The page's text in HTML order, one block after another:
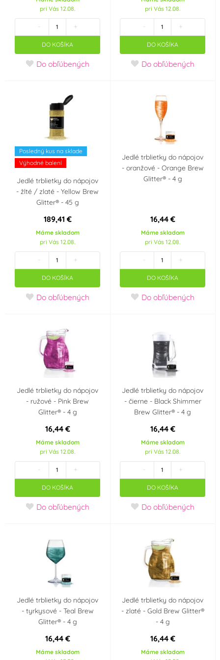
Vanilka (0) Tropické ovoce
Lesní ovoce
Karamel Káva
Banán (0) Lískové oříšky
Limetka (0) Hruška (0)
Slaný karamel Tiramisu (0)
Kokos (0)
Ananas (0)
Smetana, mléko,
jogurt (0)
Neutrál (0)
Bílá Bordó
Bronzová
Červená Fialová (1)
(0)
Modrozelená
(tyrkys) (2)
Oranžová (2)
Perleťová Petrolejová
Průhledná (3) Růžová
Slonová kost Stříbrná (3)
Šedá Tělová (0)
Zlatá (4) Žlutá (2)
pri Vás 12.08.
- +
DO KOŠÍKA
Do obľúbených
pri Vás 12.08.
- +
DO KOŠÍKA
Do obľúbených
Posledný kus na sklade
Výhodné balení
Jedlé trblietky do nápojov
- žlté / zlaté - Yellow Brew
Glitter® - 45 g
189,41 €
Máme skladom
pri Vás 12.08.
- +
DO KOŠÍKA
Do obľúbených
Jedlé trblietky do nápojov
- oranžové - Orange Brew
Glitter® - 4 g
16,44 €
Máme skladom
pri Vás 12.08.
- +
DO KOŠÍKA
Do obľúbených
Jedlé trblietky do nápojov
- ružové - Pink Brew
Glitter® - 4 g
16,44 €
Máme skladom
pri Vás 12.08.
- +
DO KOŠÍKA
Do obľúbených
Jedlé trblietky do nápojov
- čierne - Black Shimmer
Brew Glitter® - 4 g
16,44 €
Máme skladom
pri Vás 12.08.
- +
DO KOŠÍKA
Do obľúbených
Jedlé trblietky do nápojov
- tyrkysové - Teal Brew
Glitter® - 4 g
16,44 €
Máme skladom
Jedlé trblietky do nápojov
- zlaté - Gold Brew Glitter®
- 4 g
16,44 €
Máme skladom